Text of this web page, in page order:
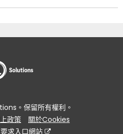
。保留所有權利。
政策
關於Cookies
求入口網站